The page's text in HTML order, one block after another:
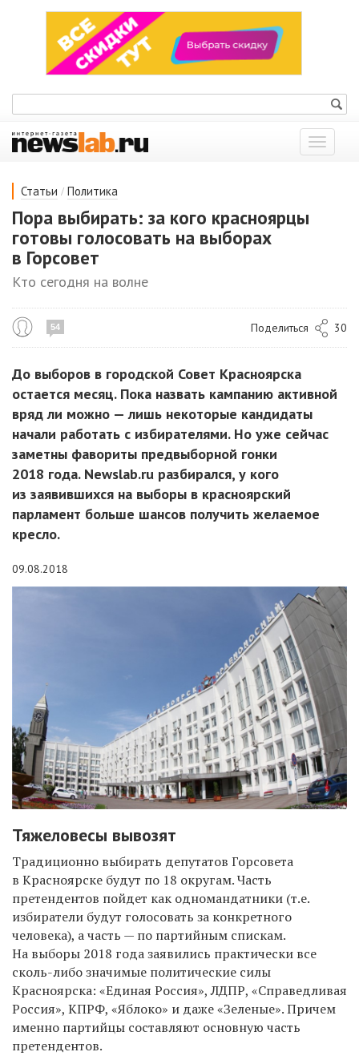
Показать
меню
Статьи / Политика
Пора выбирать: за кого красноярцы
готовы голосовать на выборах
в Горсовет
Кто сегодня на волне
54 Поделиться 30
До выборов в городской Совет Красноярска
остается месяц. Пока назвать кампанию активной
вряд ли можно — лишь некоторые кандидаты
начали работать с избирателями. Но уже сейчас
заметны фавориты предвыборной гонки
2018 года. Newslab.ru разбирался, у кого
из заявившихся на выборы в красноярский
парламент больше шансов получить желаемое
кресло.
09.08.2018
Тяжеловесы вывозят
Традиционно выбирать депутатов Горсовета
в Красноярске будут по 18 округам. Часть
претендентов пойдет как одномандатники (т.е.
избиратели будут голосовать за конкретного
человека), а часть — по партийным спискам.
На выборы 2018 года заявились практически все
сколь-либо значимые политические силы
Красноярска: «Единая Россия», ЛДПР, «Справедливая
Россия», КПРФ, «Яблоко» и даже «Зеленые». Причем
именно партийцы составляют основную часть
претендентов.